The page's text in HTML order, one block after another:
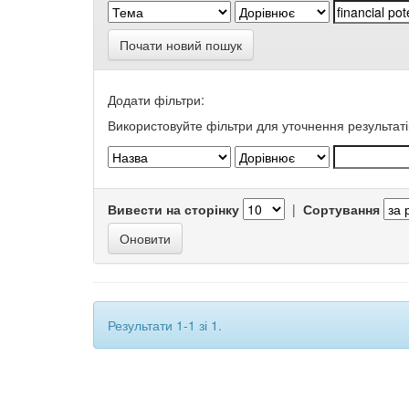
Почати новий пошук
Додати фільтри:
Використовуйте фільтри для уточнення
Вивести на сторінку | Сортування
Результати 1-1 зі 1.